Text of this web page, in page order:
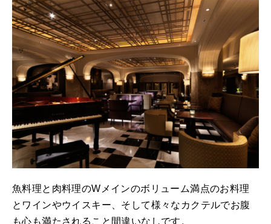
魚料理と肉料理のWメインのボリューム満点のお料理
とワインやウイスキー、そして様々なカクテルでお腹
も心も満たされること間違いなしです。